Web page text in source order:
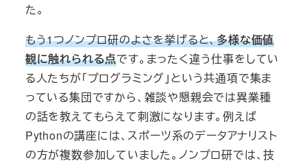
た。
もう1つノンプロ研のよさを挙げると、多様な価値
観に触れられる点です。まったく違う仕事をしてい
る人たちが「プログラミング」という共通項で集ま
っている集団ですから、雑談や懇親会では異業種
の話を教えてもらえて刺激になります。例えば
Pythonの講座には、スポーツ系のデータアナリスト
の方が複数参加していました。ノンプロ研では、技